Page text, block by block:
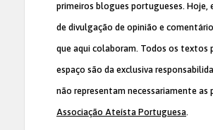
primeiros blogues portugueses. Hoje,
de divulgação de opinião e
que aqui colaboram. Todos os textos
espaço são da exclusiva
não representam necessariamente as
Associação Ateísta Portuguesa.